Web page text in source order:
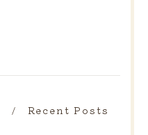
Recent Posts